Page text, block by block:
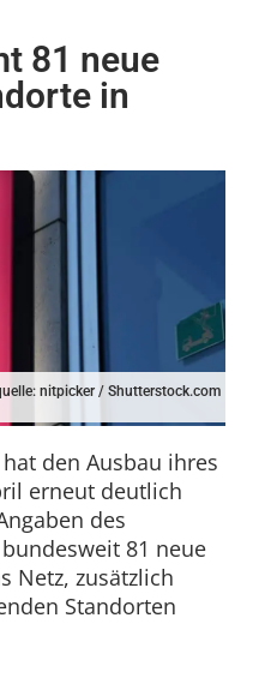
81 neue
in
nitpicker / Shutterstock.com
den Ausbau ihres
erneut deutlich
des
81 neue
Netz, zusätzlich
Standorten